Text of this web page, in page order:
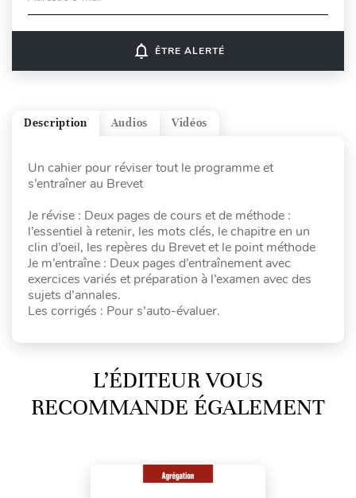
notifications_none ÊTRE ALERTÉ
Vidéos
Audios
Description
Un cahier pour réviser tout le programme et
s’entraîner au Brevet
Je révise : Deux pages de cours et de méthode :
l’essentiel à retenir, les mots clés, le chapitre en un
clin d’oeil, les repères du Brevet et le point méthode
Je m’entraîne : Deux pages d’entraînement avec
exercices variés et préparation à l’examen avec des
sujets d’annales.
Les corrigés : Pour s’auto-évaluer.
L’ÉDITEUR VOUS
RECOMMANDE ÉGALEMENT